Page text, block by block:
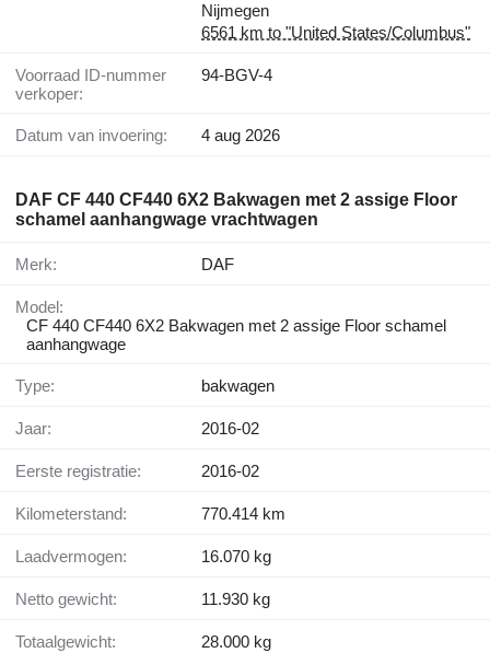
Nijmegen
6561 km to "United States/Columbus"
Voorraad ID-nummer
verkoper:
94-BGV-4
Datum van invoering: 4 aug 2026
DAF CF 440 CF440 6X2 Bakwagen met 2 assige Floor
schamel aanhangwage vrachtwagen
Merk: DAF
Model:
CF 440 CF440 6X2 Bakwagen met 2 assige Floor schamel
aanhangwage
Type: bakwagen
Jaar: 2016-02
Eerste registratie: 2016-02
Kilometerstand: 770.414 km
Laadvermogen: 16.070 kg
Netto gewicht: 11.930 kg
Totaalgewicht: 28.000 kg